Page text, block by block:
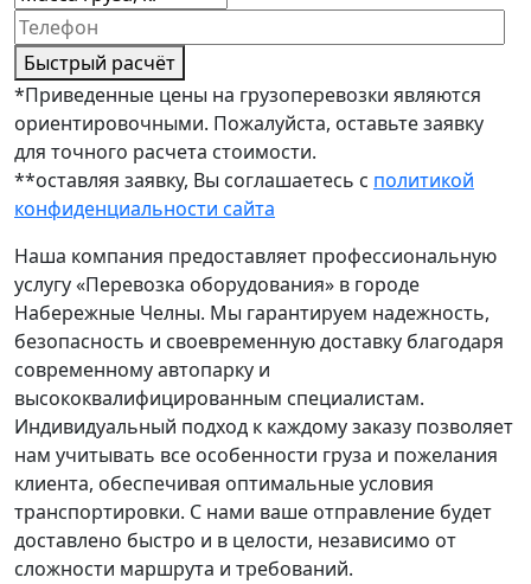
Быстрый расчёт
*Приведенные цены на грузоперевозки являются
ориентировочными. Пожалуйста, оставьте заявку
для точного расчета стоимости.
**оставляя заявку, Вы соглашаетесь с политикой
конфиденциальности сайта
Наша компания предоставляет профессиональную
услугу «Перевозка оборудования» в городе
Набережные Челны. Мы гарантируем надежность,
безопасность и своевременную доставку благодаря
современному автопарку и
высококвалифицированным специалистам.
Индивидуальный подход к каждому заказу позволяет
нам учитывать все особенности груза и пожелания
клиента, обеспечивая оптимальные условия
транспортировки. С нами ваше отправление будет
доставлено быстро и в целости, независимо от
сложности маршрута и требований.